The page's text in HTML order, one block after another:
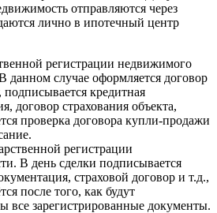
отправляются через
лично в ипотечный центр
регистрации недвижимого
данном случае оформляется договор
подписывается кредитная
договор страхования объекта,
проверка договора купли-продажи
регистрации
В день сделки подписывается
страховой договор и т.д.,
после того, как будут
все зарегистрированные документы.